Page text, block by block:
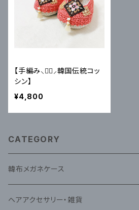
【手編み⸜♥⃜⸝韓国伝統コッ
シン】
¥4,800
CATEGORY
韓布メガネケース
韓布ナビ(蝶)メガネケース
ヘアアクセサリー・雑貨